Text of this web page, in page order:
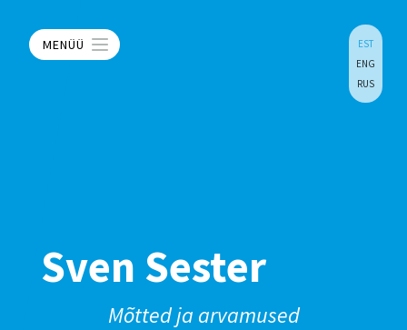
MENÜÜ
EST
ENG
RUS
Sven Sester
Mõtted ja arvamused